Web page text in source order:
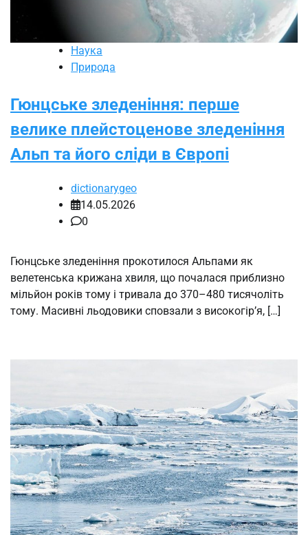
Наука
Природа
Гюнцське зледеніння: перше
велике плейстоценове зледеніння
Альп та його сліди в Європі
dictionarygeo
14.05.2026
0
Гюнцське зледеніння прокотилося Альпами як
велетенська крижана хвиля, що почалася приблизно
мільйон років тому і тривала до 370–480 тисячоліть
тому. Масивні льодовики сповзали з високогір’я, […]